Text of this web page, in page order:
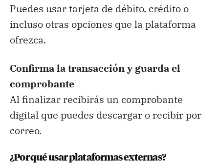
Puedes usar tarjeta de débito, crédito o
incluso otras opciones que la plataforma
ofrezca.
Confirma la transacción y guarda el
comprobante
Al finalizar recibirás un comprobante
digital que puedes descargar o recibir por
correo.
¿Por qué usar plataformas externas?